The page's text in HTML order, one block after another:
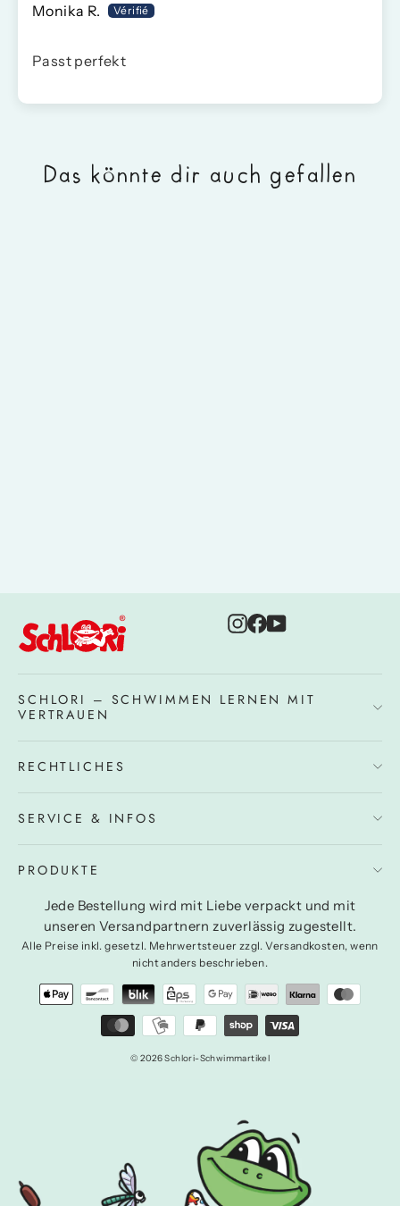
Monika R.
Passt perfekt
Das könnte dir auch gefallen
Instagram
Facebook
YouTube
SCHLORI – SCHWIMMEN LERNEN MIT
VERTRAUEN
RECHTLICHES
SERVICE & INFOS
PRODUKTE
Jede Bestellung wird mit Liebe verpackt und mit
unseren Versandpartnern zuverlässig zugestellt.
Alle Preise inkl. gesetzl. Mehrwertsteuer zzgl. Versandkosten, wenn
nicht anders beschrieben.
© 2026 Schlori-Schwimmartikel